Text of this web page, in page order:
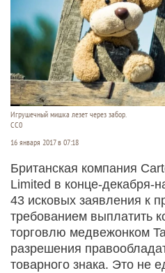
Игрушечный мишка лезет через забор.
СС0
16 января 2017 в 07:18
Британская компания
Limited в конце-декабря-
43 исковых заявления к
требованием выплатить
торговлю медвежонком
разрешения
товарного знака. Это не